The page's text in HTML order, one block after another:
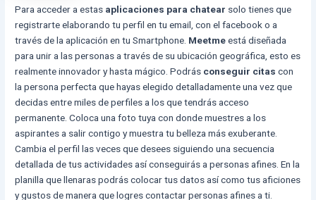
Para acceder a estas aplicaciones para chatear solo tienes que
registrarte elaborando tu perfil en tu email, con el facebook o a
través de la aplicación en tu Smartphone. Meetmeestá diseñada
para unir a las personas a través de su ubicación geográfica, esto es
realmente innovador y hasta mágico. Podrás conseguir citas con
la persona perfecta que hayas elegido detalladamente una vez que
decidas entre miles de perfiles a los que tendrás acceso
permanente. Coloca una foto tuya con donde muestres a los
aspirantes a salir contigo y muestra tu belleza más exuberante.
Cambia el perfil las veces que desees siguiendo una secuencia
detallada de tus actividades así conseguirás a personas afines. En la
planilla que llenaras podrás colocar tus datos así como tus aficiones
y gustos de manera que logres contactar personas afines a ti.